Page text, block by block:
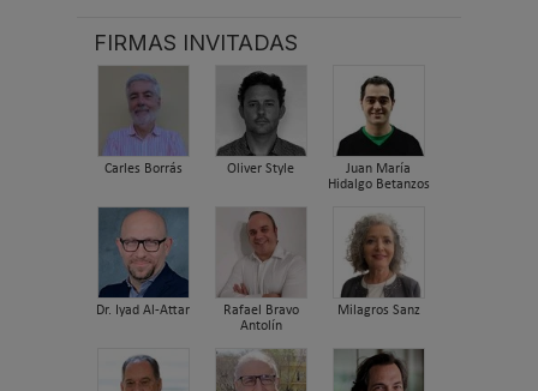
FIRMAS INVITADAS
Carles Borrás Oliver Style
Juan María
Hidalgo Betanzos
Dr. Iyad Al-Attar
Rafael Bravo
Antolín
Milagros Sanz